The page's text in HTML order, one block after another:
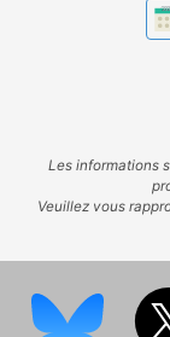
Les informations
Veuillez vous